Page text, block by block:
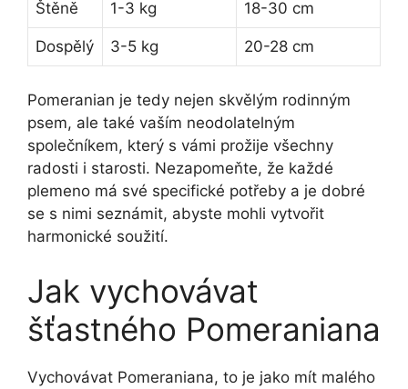
Štěně 1-3 kg 18-30 cm
Dospělý 3-5 kg 20-28 cm
Pomeranian je tedy nejen skvělým rodinným
psem, ale také vaším neodolatelným
společníkem, který s vámi prožije všechny
radosti i starosti. Nezapomeňte, že každé
plemeno má své specifické potřeby a je dobré
se s nimi seznámit, abyste mohli vytvořit
harmonické soužití.
Jak vychovávat
šťastného Pomeraniana
Vychovávat Pomeraniana, to je jako mít malého